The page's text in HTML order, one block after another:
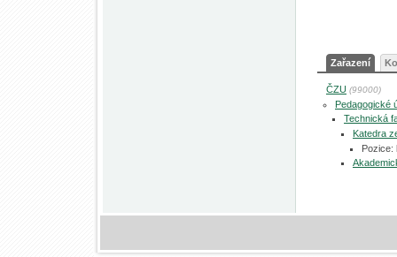
Zařazení
ČZU (99000)
Pedagogické
Technická
Katedra
Pozice: